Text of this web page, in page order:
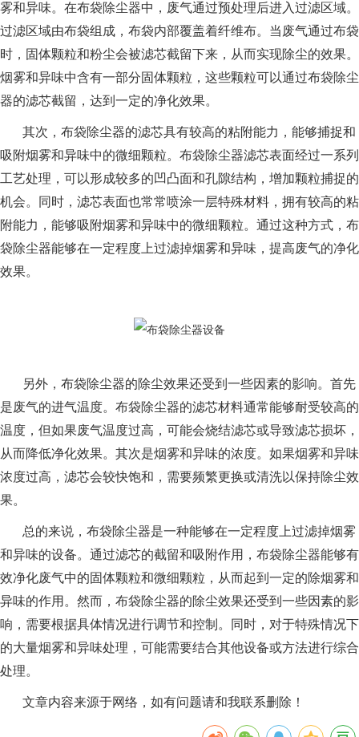
雾和异味。在布袋除尘器中，废气通过预处理后进入过滤区域。
过滤区域由布袋组成，布袋内部覆盖着纤维布。当废气通过布袋
时，固体颗粒和粉尘会被滤芯截留下来，从而实现除尘的效果。
烟雾和异味中含有一部分固体颗粒，这些颗粒可以通过布袋除尘
器的滤芯截留，达到一定的净化效果。
其次，布袋除尘器的滤芯具有较高的粘附能力，能够捕捉和
吸附烟雾和异味中的微细颗粒。布袋除尘器滤芯表面经过一系列
工艺处理，可以形成较多的凹凸面和孔隙结构，增加颗粒捕捉的
机会。同时，滤芯表面也常常喷涂一层特殊材料，拥有较高的粘
附能力，能够吸附烟雾和异味中的微细颗粒。通过这种方式，布
袋除尘器能够在一定程度上过滤掉烟雾和异味，提高废气的净化
效果。
另外，布袋除尘器的除尘效果还受到一些因素的影响。首先
是废气的进气温度。布袋除尘器的滤芯材料通常能够耐受较高的
温度，但如果废气温度过高，可能会烧结滤芯或导致滤芯损坏，
从而降低净化效果。其次是烟雾和异味的浓度。如果烟雾和异味
浓度过高，滤芯会较快饱和，需要频繁更换或清洗以保持除尘效
果。
总的来说，布袋除尘器是一种能够在一定程度上过滤掉烟雾
和异味的设备。通过滤芯的截留和吸附作用，布袋除尘器能够有
效净化废气中的固体颗粒和微细颗粒，从而起到一定的除烟雾和
异味的作用。然而，布袋除尘器的除尘效果还受到一些因素的影
响，需要根据具体情况进行调节和控制。同时，对于特殊情况下
的大量烟雾和异味处理，可能需要结合其他设备或方法进行综合
处理。
文章内容来源于网络，如有问题请和我联系删除！